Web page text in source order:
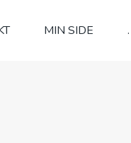
MIN SIDE .